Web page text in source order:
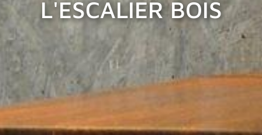
L'ESCALIER BOIS